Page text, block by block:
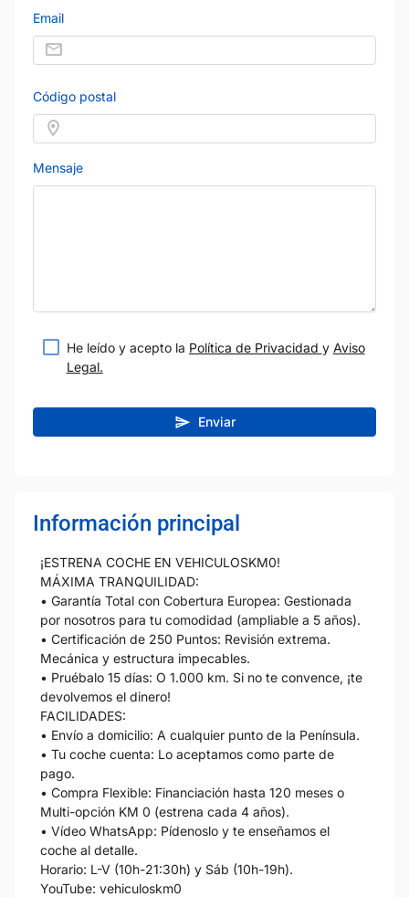
Email
Código postal
Mensaje
He leído y acepto la Política de Privacidad y Aviso
Legal.
Enviar
Información principal
¡ESTRENA COCHE EN VEHICULOSKM0!
MÁXIMA TRANQUILIDAD:
• Garantía Total con Cobertura Europea: Gestionada
por nosotros para tu comodidad (ampliable a 5 años).
• Certificación de 250 Puntos: Revisión extrema.
Mecánica y estructura impecables.
• Pruébalo 15 días: O 1.000 km. Si no te convence, ¡te
devolvemos el dinero!
FACILIDADES:
• Envío a domicilio: A cualquier punto de la Península.
• Tu coche cuenta: Lo aceptamos como parte de
pago.
• Compra Flexible: Financiación hasta 120 meses o
Multi-opción KM 0 (estrena cada 4 años).
• Vídeo WhatsApp: Pídenoslo y te enseñamos el
coche al detalle.
Horario: L-V (10h-21:30h) y Sáb (10h-19h).
YouTube: vehiculoskm0